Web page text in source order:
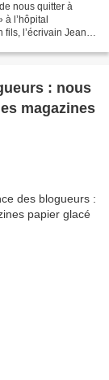
nous quitter à
à l’hôpital
fils, l’écrivain Jean
: nous
magazines